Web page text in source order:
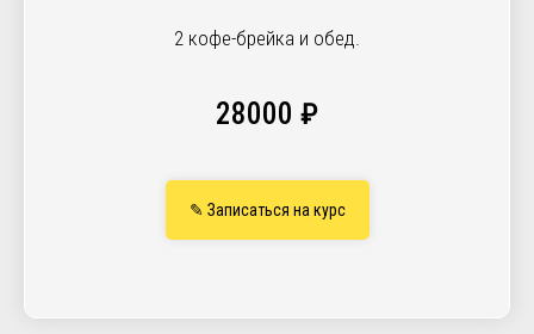
2 кофе-брейка и обед.
28000 ₽
✎ Записаться на курс